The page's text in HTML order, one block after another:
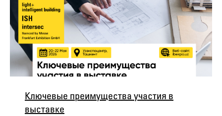
Ключевые преимущества участия в
выставке